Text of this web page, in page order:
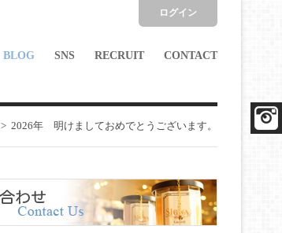
BLOG SNS RECRUIT CONTACT
ログイン
> 2026年 明けましておめでとうございます。